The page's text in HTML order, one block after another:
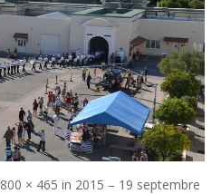
800 × 465 in 2015 – 19 septembre